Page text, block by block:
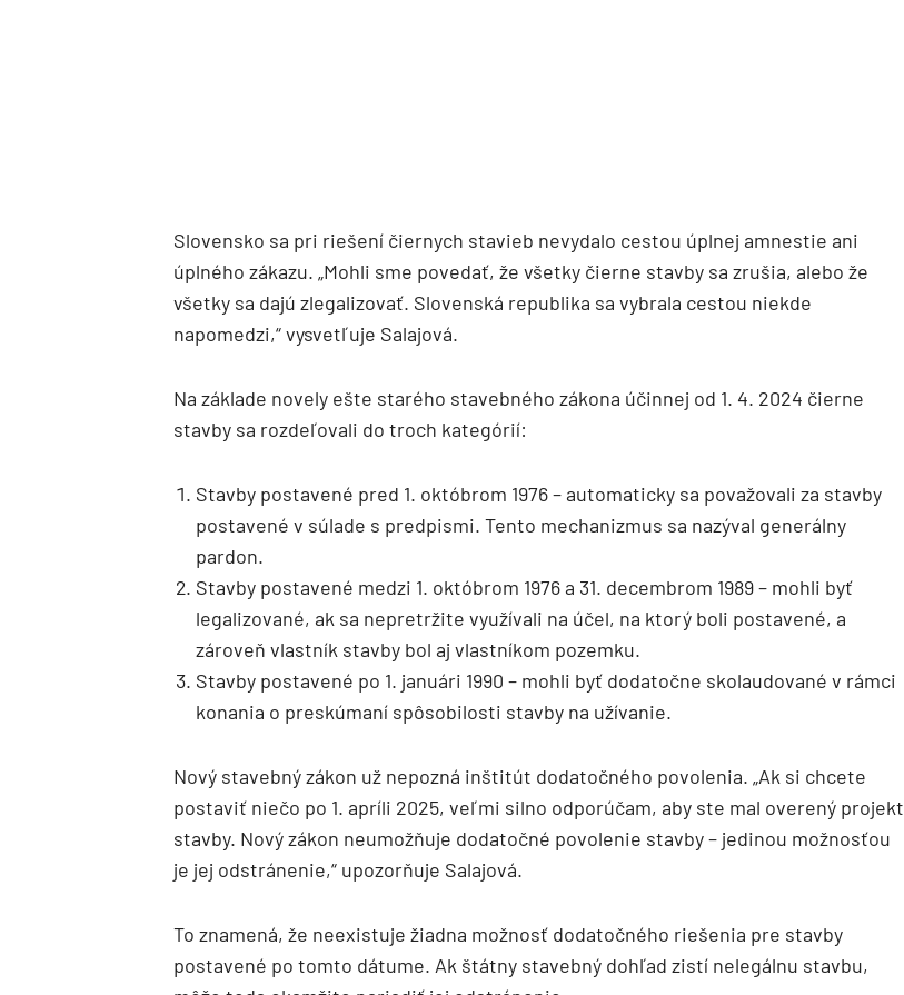
Slovensko sa pri riešení čiernych stavieb nevydalo cestou úplnej amnestie ani
úplného zákazu. „Mohli sme povedať, že všetky čierne stavby sa zrušia, alebo že
všetky sa dajú zlegalizovať. Slovenská republika sa vybrala cestou niekde
napomedzi,“ vysvetľuje Salajová.
Na základe novely ešte starého stavebného zákona účinnej od 1. 4. 2024 čierne
stavby sa rozdeľovali do troch kategórií:
Stavby postavené pred 1. októbrom 1976 – automaticky sa považovali za stavby
postavené v súlade s predpismi. Tento mechanizmus sa nazýval generálny
pardon.
Stavby postavené medzi 1. októbrom 1976 a 31. decembrom 1989 – mohli byť
legalizované, ak sa nepretržite využívali na účel, na ktorý boli postavené, a
zároveň vlastník stavby bol aj vlastníkom pozemku.
Stavby postavené po 1. januári 1990 – mohli byť dodatočne skolaudované v rámci
konania o preskúmaní spôsobilosti stavby na užívanie.
Nový stavebný zákon už nepozná inštitút dodatočného povolenia. „Ak si chcete
postaviť niečo po 1. apríli 2025, veľmi silno odporúčam, aby ste mal overený projekt
stavby. Nový zákon neumožňuje dodatočné povolenie stavby – jedinou možnosťou
je jej odstránenie,“ upozorňuje Salajová.
To znamená, že neexistuje žiadna možnosť dodatočného riešenia pre stavby
postavené po tomto dátume. Ak štátny stavebný dohľad zistí nelegálnu stavbu,